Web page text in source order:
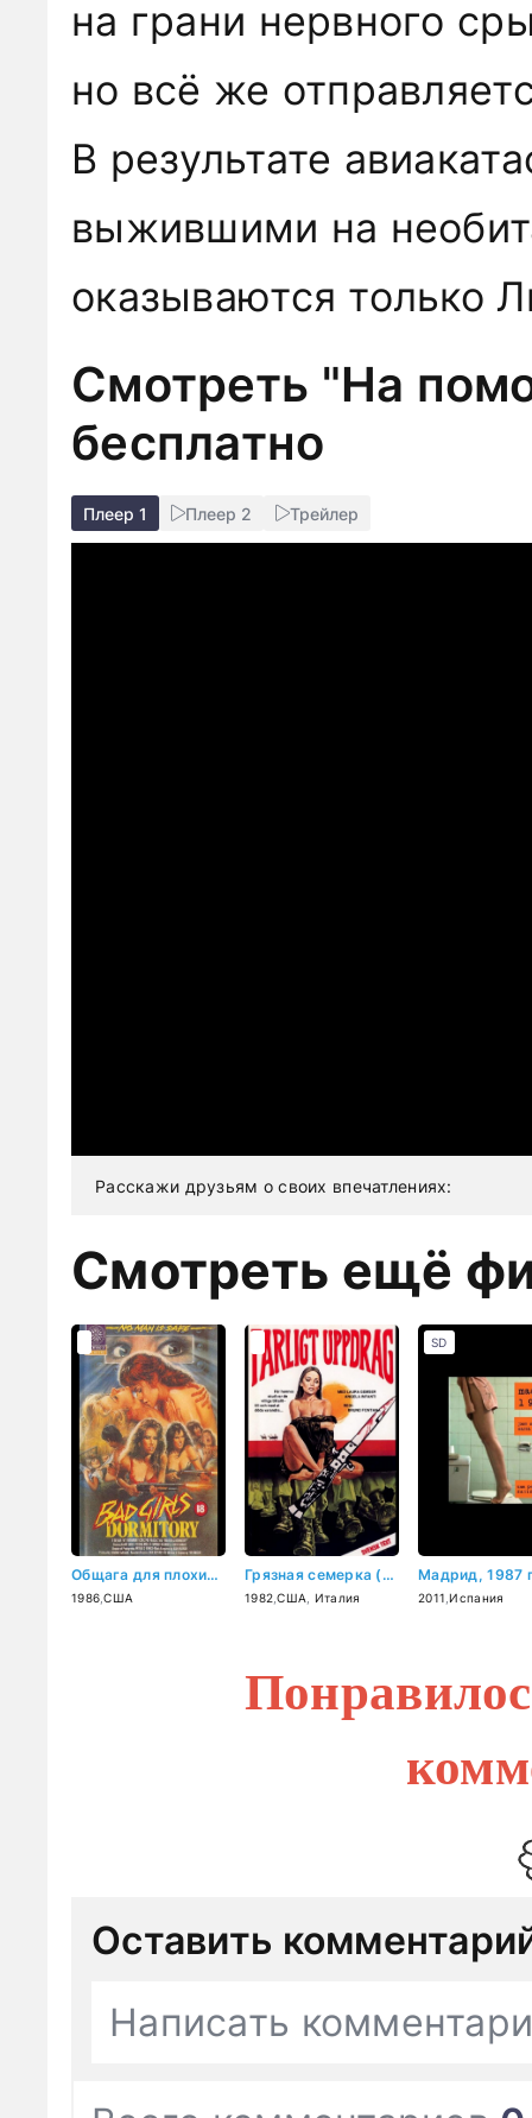
на грани нервного
но всё же
В результате
выжившими на
оказываются только
Смотреть "На
бесплатно
Плеер 1 Плеер 2 Трейлер
Расскажи друзьям о своих впечатлениях:
Смотреть ещё
Общага для плохих девочек (1986)
1986 ,США
Грязная семерка (1982)
1982 ,США Италия 2011 ,Испания
SD
Оставить
Написать